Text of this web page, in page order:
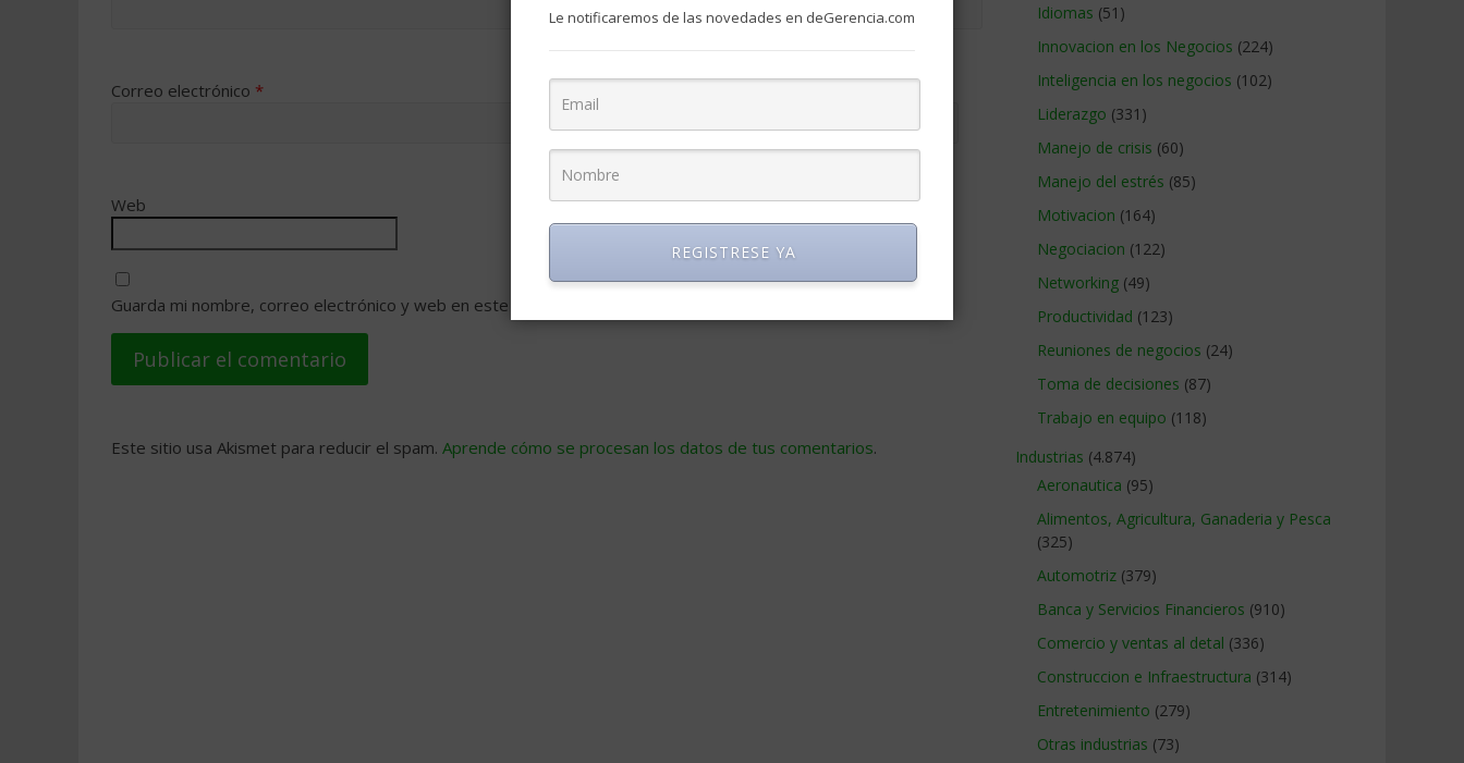
Correo electrónico *
Web
Guarda mi nombre, correo electrónico y web en este navegador para la próxima vez que comente.
Este sitio usa Akismet para reducir el spam. Aprende cómo se procesan los datos de tus comentarios.
Idiomas (51)
Innovacion en los Negocios (224)
Inteligencia en los negocios (102)
Liderazgo (331)
Manejo de crisis (60)
Manejo del estrés (85)
Motivacion (164)
Negociacion (122)
Networking (49)
Productividad (123)
Reuniones de negocios (24)
Toma de decisiones (87)
Trabajo en equipo (118)
Industrias (4.874)
Aeronautica (95)
Alimentos, Agricultura, Ganaderia y Pesca
(325)
Automotriz (379)
Banca y Servicios Financieros (910)
Comercio y ventas al detal (336)
Construccion e Infraestructura (314)
Entretenimiento (279)
Otras industrias (73)
Le notificaremos de las novedades en deGerencia.com
REGISTRESE YA